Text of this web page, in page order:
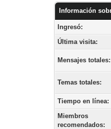
Información
Ingresó:
Última visita:
Mensajes totales:
Temas totales:
Tiempo en línea:
Miembros
recomendados: